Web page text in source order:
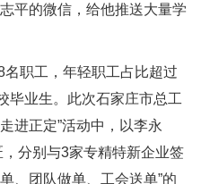
平的微信，给他推送大量学
职工，年轻职工占比超过
毕业生。此次石家庄市总工
进正定”活动中，以李永
分别与3家专精特新企业签
、团队做单、工会送单”的